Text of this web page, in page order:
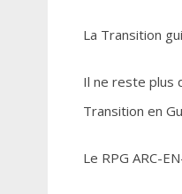
La Transition
Il ne reste plus
Transition en
Le RPG ARC-